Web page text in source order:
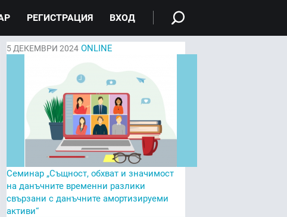
РЕГИСТРАЦИЯ ВХОД
5ДЕКЕМВРИ 2024 ONLINE
Семинар „Същност, обхват и значимост
на данъчните временни разлики
свързани с данъчните амортизируеми
активи“